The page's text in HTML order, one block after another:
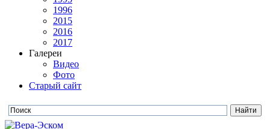
1996
2015
2016
2017
Галереи
Видео
Фото
Старый сайт